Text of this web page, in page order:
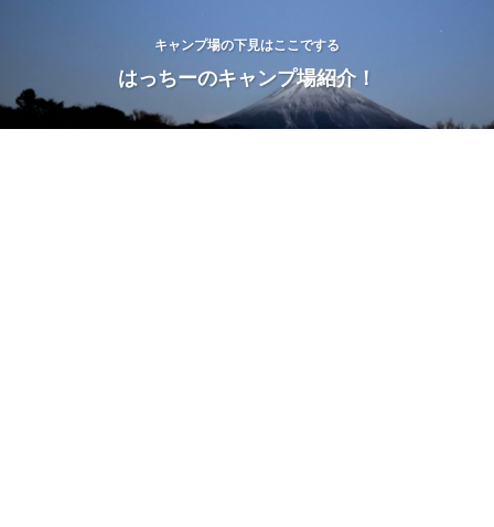
キャンプ場の下見はここでする
はっちーのキャンプ場紹介！